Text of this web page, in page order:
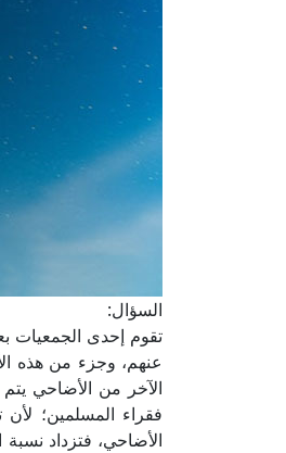
السؤال:
تقوم إحدى الجمعيات
عنهم، وجزء من هذه
الآخر من الأضاحي
فقراء المسلمين؛ لأن
الأضاحي، فتزداد